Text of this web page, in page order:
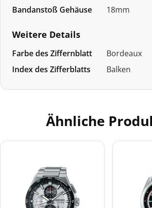
Bandanstoß Gehäuse
18mm
Weitere Details
Farbe des Ziffernblatt
Bordeaux
Index des Zifferblatts
Balken
Ähnliche